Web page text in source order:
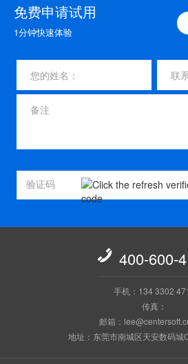
免费申请试用
1分钟快速体验
 400-600-
手机：134 3302
传真：
邮箱：
地址：东莞市南城区天安数码城